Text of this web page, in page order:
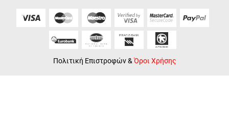
Πολιτική Επιστροφών& Όροι Χρήσης